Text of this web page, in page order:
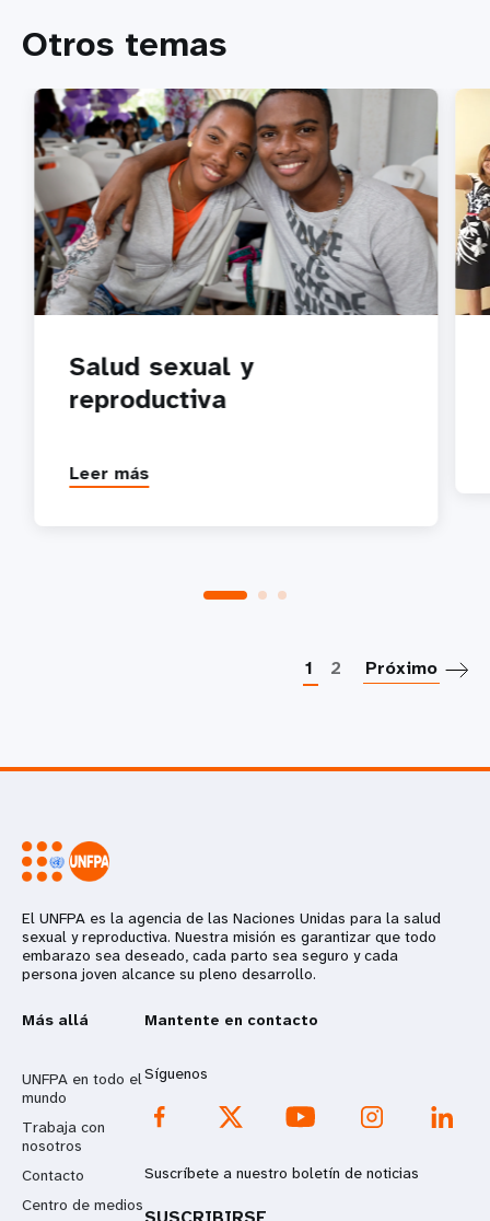
Otros temas
Salud sexual y
reproductiva
Leer más
1 2 Próximo
El UNFPA es la agencia de las Naciones Unidas para la salud
sexual y reproductiva. Nuestra misión es garantizar que todo
embarazo sea deseado, cada parto sea seguro y cada
persona joven alcance su pleno desarrollo.
Más allá
UNFPA en todo el
mundo
Trabaja con
nosotros
Contacto
Centro de medios
Mantente en contacto
Síguenos
Suscríbete a nuestro boletín de noticias